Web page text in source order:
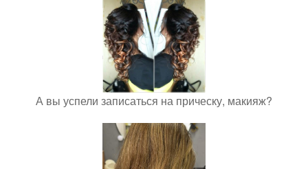
А вы успели записаться на прическу, макияж?